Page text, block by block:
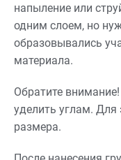
напыление или
одним слоем, но
образовывались
материала.
Обратите
уделить углам. Для
размера.